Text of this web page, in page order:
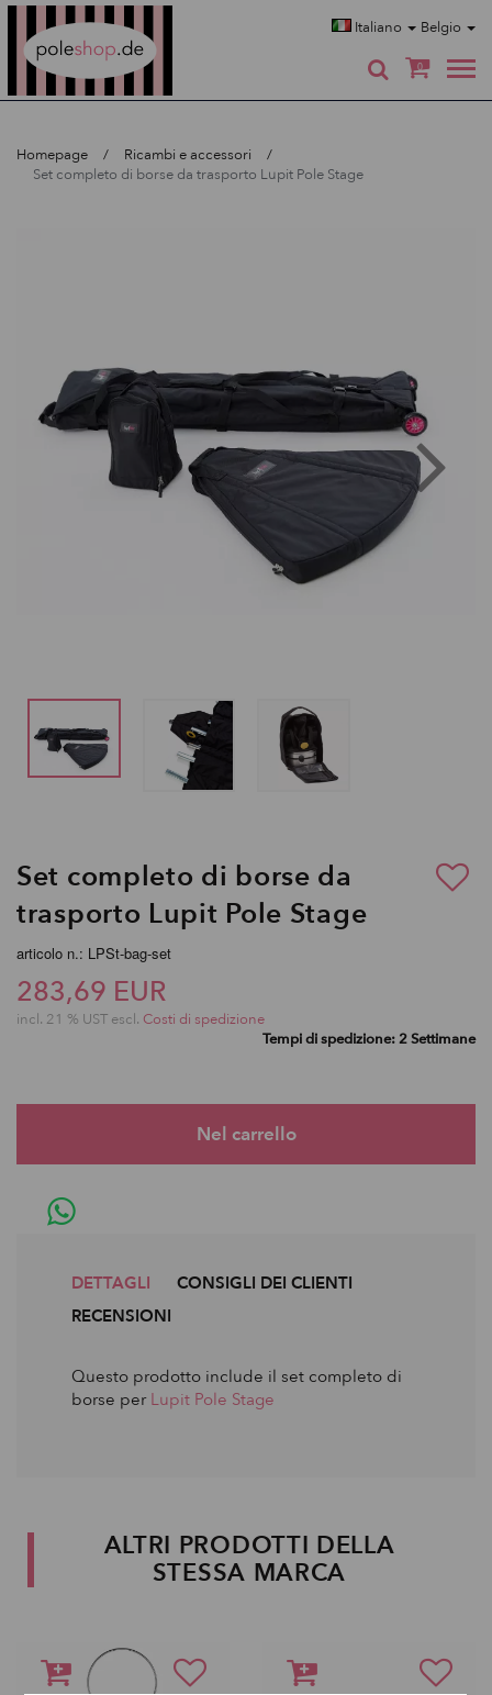
Italiano Belgio
0
Homepage
Ricambi e accessori
Set completo di borse da trasporto Lupit Pole Stage
Set completo di borse da
trasporto Lupit Pole Stage
articolo n.: LPSt-bag-set
283,69 EUR
incl. 21 % UST escl. Costi di spedizione
Tempi di spedizione: 2 Settimane
DETTAGLI
CONSIGLI DEI CLIENTI
RECENSIONI
Questo prodotto include il set completo di
borse per Lupit Pole Stage
ALTRI PRODOTTI DELLA
STESSA MARCA